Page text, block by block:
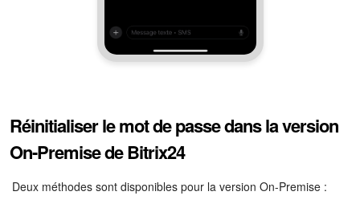
Réinitialiser le mot de passe dans la version
On-Premise de Bitrix24
Deux méthodes sont disponibles pour la version On-Premise :